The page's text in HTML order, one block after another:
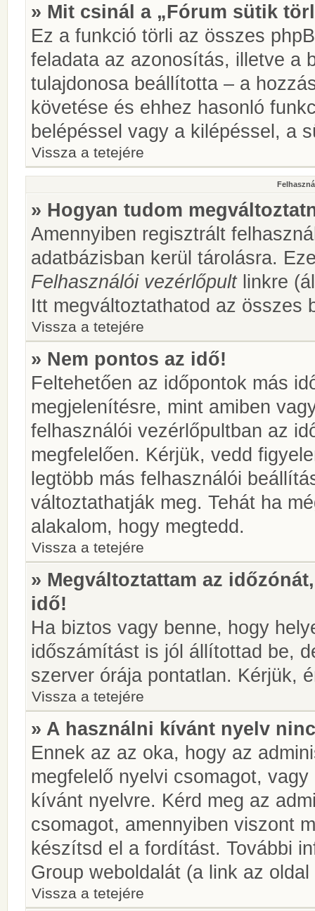
» Mit csinál a „Fórum sütik
Ez a funkció törli az összes
feladata az azonosítás, illetve a
tulajdonosa beállította – a
követése és ehhez hasonló
belépéssel vagy a kilépéssel, a
Vissza a tetejére
» Hogyan tudom
Amennyiben regisztrált
adatbázisban kerül tárolásra.
Felhasználói vezérlőpultlinkre
Itt megváltoztathatod az összes
Vissza a tetejére
» Nem pontos az idő!
Feltehetően az időpontok más
megjelenítésre, mint amiben
felhasználói vezérlőpultban az
megfelelően. Kérjük, vedd
legtöbb más felhasználói
változtathatják meg. Tehát ha
alakalom, hogy megtedd.
Vissza a tetejére
» Megváltoztattam az
idő!
Ha biztos vagy benne, hogy
időszámítást is jól állítottad be,
szerver órája pontatlan. Kérjük,
Vissza a tetejére
» A használni kívánt nyelv
Ennek az az oka, hogy az
megfelelő nyelvi csomagot,
kívánt nyelvre. Kérd meg az
csomagot, amennyiben viszont
készítsd el a fordítást. További
Group weboldalát (a link az
Vissza a tetejére